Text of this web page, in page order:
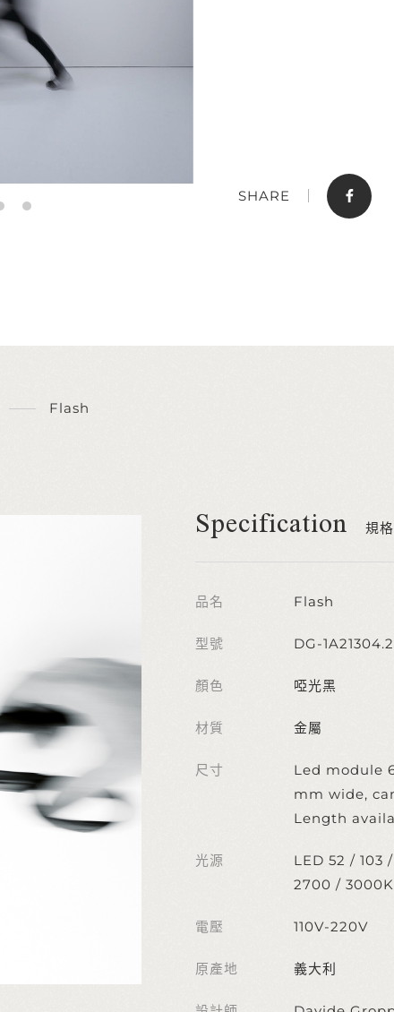
SHARE
Flash
Specification 規
品名 Flash
型號 DG-
顏色 啞光黑
材質 金屬
尺寸
Led module
mm wide,
Length
光源
LED 52 / 103
2700 / 3000K
電壓 110V-220V
原產地 義大利